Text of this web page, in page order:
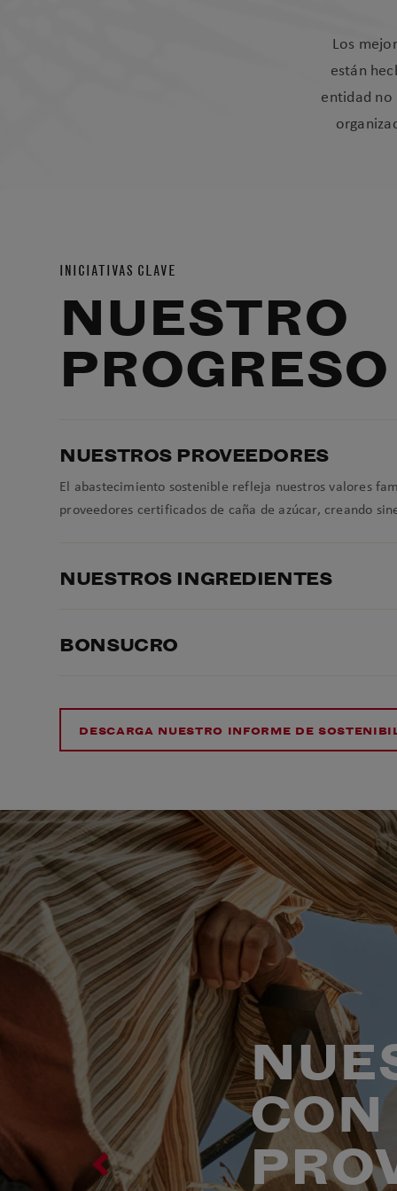
Los
están
entidad no
INICIATIVAS CLAVE
NUESTRO
PROGRESO
NUESTROS PROVEEDORES
El abastecimiento sostenible refleja nuestros valores
proveedores certificados de caña de azúcar, creando
NUESTROS INGREDIENTES
BONSUCRO
DESCARGA NUESTRO INFORME DE
CON